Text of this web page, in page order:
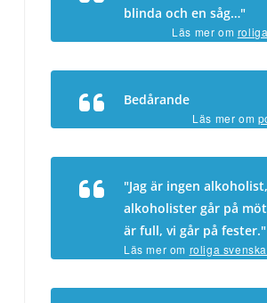
blinda och en såg…"
Läs mer om
Bedårande
Läs mer om
"Jag är ingen alkoholist,
alkoholister går på
är full, vi går på fester."
Läs mer om roliga svenska
ordspråk.